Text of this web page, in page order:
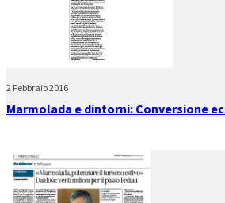
2 Febbraio 2016
Marmolada e dintorni: Conversione